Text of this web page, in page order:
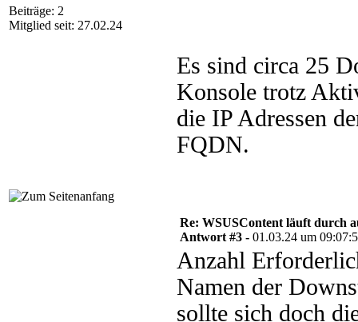
Beiträge: 2
Mitglied seit: 27.02.24
Es sind circa 25
Konsole trotz
die IP Adressen
FQDN.
Re: WSUSContent läuft durch
Antwort #3 - 01.03.24 um
Anzahl
Namen der
sollte sich doch